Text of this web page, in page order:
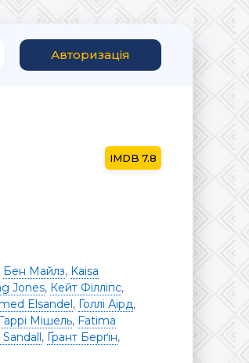
Авторизація
7.8
Бен Майлз, Kaisa
Jones, Кейт Філліпс,
Elsandel, Голлі Аірд,
Мішель, Fatima
, Ґрант Берґін,